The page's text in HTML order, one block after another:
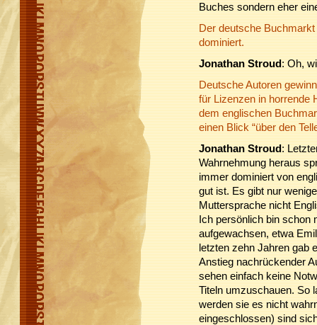
Buches sondern eher
Der deutsche
dominiert.
Jonathan Stroud: Oh,
Deutsche Autoren
für Lizenzen in horrende
dem englischen
einen Blick “über den
Jonathan Stroud:
Wahrnehmung heraus
immer dominiert von
gut ist. Es gibt nur
Muttersprache nicht
Ich persönlich bin schon
aufgewachsen, etwa
letzten zehn Jahren gab
Anstieg nachrückender
sehen einfach keine
Titeln umzuschauen. So
werden sie es nicht
eingeschlossen) sind